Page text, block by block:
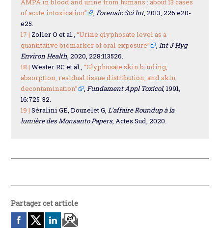
AMPA in blood and urine from humans : about 13 cases
of acute intoxication”
,Forensic Sci Int, 2013, 226:e20-
e25.
17 | Zoller O et al.,“Urine glyphosate level as a
quantitative biomarker of oral exposure”
,Int J Hyg
Environ Health, 2020, 228:113526.
18 | Wester RC et al.,“Glyphosate skin binding,
absorption, residual tissue distribution, and skin
decontamination”
,Fundament Appl Toxicol, 1991,
16:725-32.
19 | Séralini GE, Douzelet G,L’affaire Roundup à la
lumière des Monsanto Papers, Actes Sud, 2020.
Partager cet article